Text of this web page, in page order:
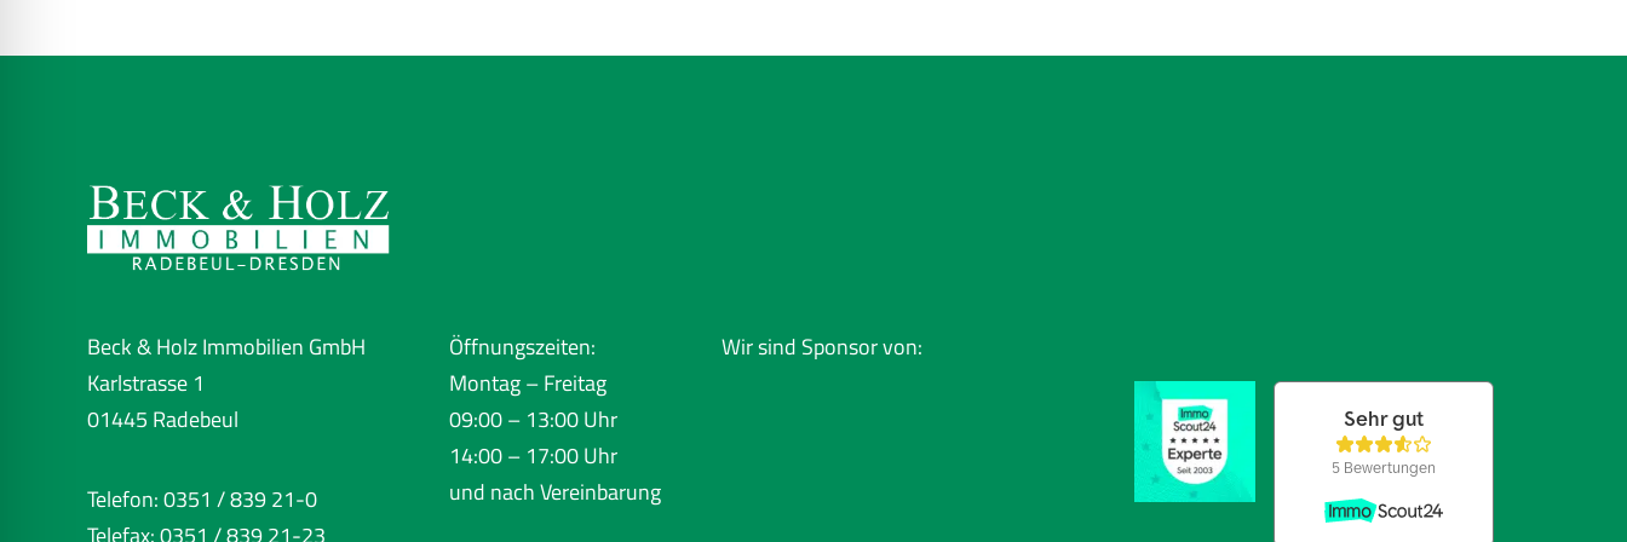
Beck & Holz Immobilien GmbH
Karlstrasse 1
01445 Radebeul
Telefon: 0351 / 839 21-0
Telefax: 0351 / 839 21-23
Öffnungszeiten:
Montag – Freitag
09:00 – 13:00 Uhr
14:00 – 17:00 Uhr
und nach Vereinbarung
Wir sind Sponsor von: